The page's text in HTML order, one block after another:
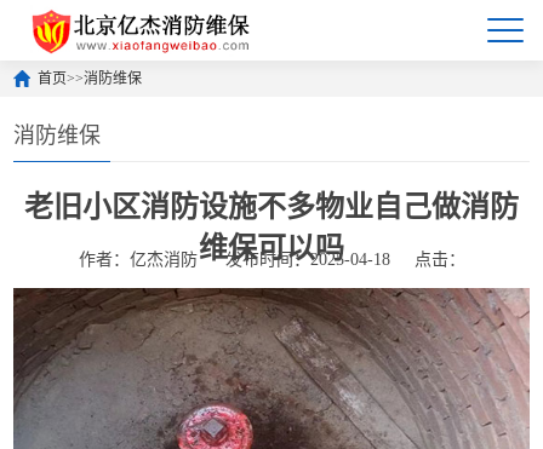
首页>>消防维保
消防维保
老旧小区消防设施不多物业自己做消防
维保可以吗
作者：亿杰消防 发布时间：2025-04-18 点击：